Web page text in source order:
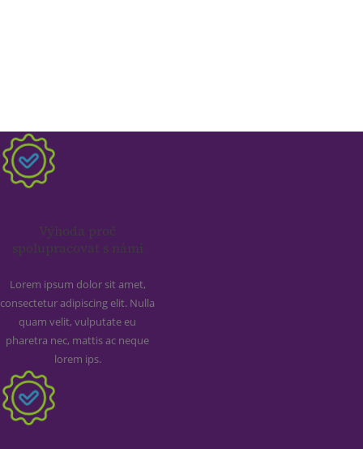
Výhoda proč
spolupracovat s námi
Lorem ipsum dolor sit amet,
consectetur adipiscing elit. Nulla
quam velit, vulputate eu
pharetra nec, mattis ac neque
lorem ips.